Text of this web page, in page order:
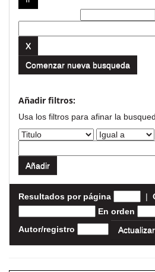
Comenzar nueva busqueda
Añadir filtros:
Usa los filtros para afinar la
Resultados por página |
En orden
Autor/registro